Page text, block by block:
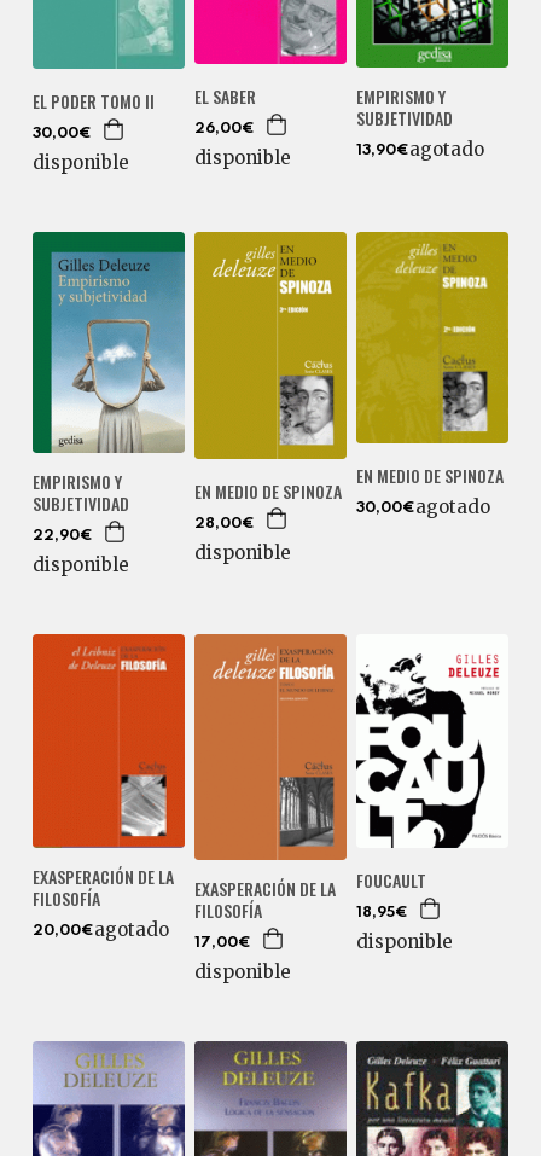
EL PODER TOMO II
30,00€
disponible
EL SABER
26,00€
disponible
EMPIRISMO Y
SUBJETIVIDAD
13,90€agotado
EMPIRISMO Y
SUBJETIVIDAD
22,90€
disponible
EN MEDIO DE SPINOZA
28,00€
disponible
EN MEDIO DE SPINOZA
30,00€agotado
EXASPERACIÓN DE LA
FILOSOFÍA
20,00€agotado
EXASPERACIÓN DE LA
FILOSOFÍA
17,00€
disponible
FOUCAULT
18,95€
disponible